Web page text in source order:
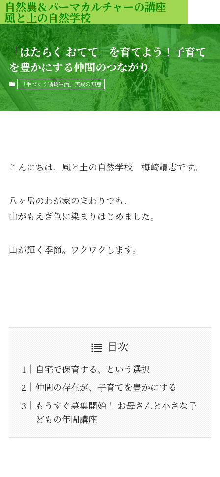
自然農＆パーマカルチャーの講座
風と土の自然学校
「はたらく おてて」を育てよう！子育て
を豊かにする仲間のつながり
「手づくり循環生活」実践の知恵
こんにちは、風と土の自然学校 梅崎靖志です。
八ヶ岳のわが家のまわりでも、
山がもえぎ色に染まりはじめました。
山が輝く季節。ワクワクします。
目次
自宅で保育する、という選択
仲間の存在が、子育てを豊かにする
もうすぐ募集開始！ お母さんと小さな子
どもの年間講座